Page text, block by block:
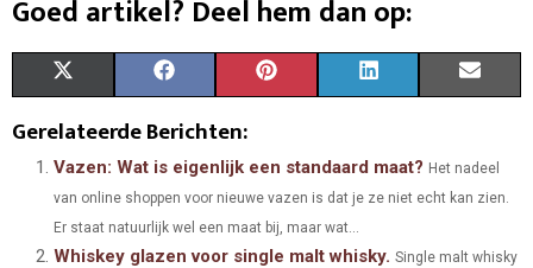
Goed artikel? Deel hem dan op:
R
T
W
I
A
R
C
E
A
R
N
T R
N
K
A
R
A
I
Gerelateerde Berichten:
Vazen: Wat is eigenlijk een standaard maat? Het nadeel
van online shoppen voor nieuwe vazen is dat je ze niet echt kan zien.
Er staat natuurlijk wel een maat bij, maar wat...
Whiskey glazen voor single malt whisky. Single malt whisky